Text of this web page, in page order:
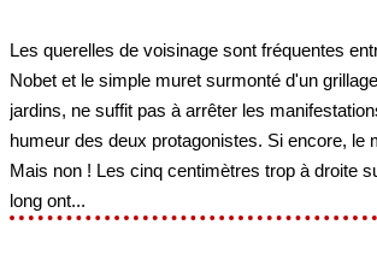
Les querelles de voisinage sont fréquentes
Nobet et le simple muret surmonté d'un
jardins, ne suffit pas à arrêter les
humeur des deux protagonistes. Si encore, le
Mais non ! Les cinq centimètres trop à droite
long ont...